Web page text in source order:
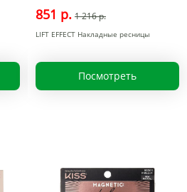
851 р. 1 216 р.
LIFT EFFECT Накладные ресницы
Посмотреть